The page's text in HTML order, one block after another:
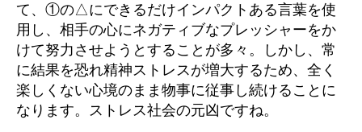
て、①の△にできるだけインパクトある言葉を使
用し、相手の心にネガティブなプレッシャーをか
けて努力させようとすることが多々。しかし、常
に結果を恐れ精神ストレスが増大するため、全く
楽しくない心境のまま物事に従事し続けることに
なります。ストレス社会の元凶ですね。